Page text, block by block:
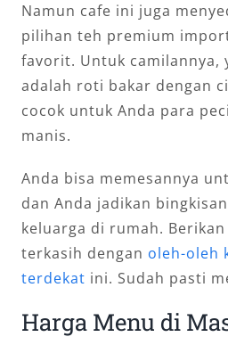
Namun cafe ini juga
pilihan teh premium
favorit. Untuk camilannya,
adalah roti bakar dengan
cocok untuk Anda para
manis.
Anda bisa memesannya
dan Anda jadikan
keluarga di rumah.
terkasih dengan oleh-oleh
terdekat ini. Sudah pasti
Harga Menu di